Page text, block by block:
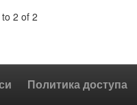
2 of 2
Политика доступа